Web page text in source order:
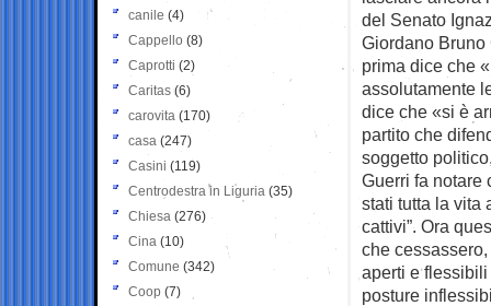
del Senato
Giordano Bruno
prima dice che
assolutamente
dice che «si è
partito che
soggetto
Guerri fa notare
stati tutta la vita
cattivi”. Ora
che
aperti e
posture
canile (4)
Cappello (8)
Caprotti (2)
Caritas (6)
carovita (170)
casa (247)
Casini (119)
Centrodestra in Liguria (35)
Chiesa (276)
Cina (10)
Comune (342)
Coop (7)